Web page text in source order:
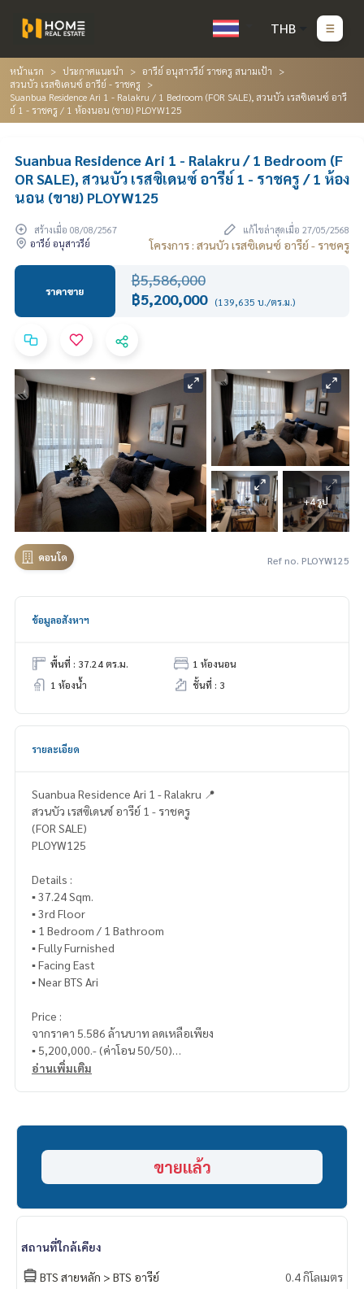
THB
หน้าแรก ประกาศแนะนำ
อารีย์ อนุสาวรีย์ ราชครู สนามเป้า
สวนบัว เรสซิเดนซ์ อารีย์ - ราชครู
Suanbua Residence Ari 1 - Ralakru / 1 Bedroom (FOR SALE), สวนบัว เรสซิเดนซ์ อารี
ย์ 1 - ราชครู / 1 ห้องนอน (ขาย) PLOYW125
Suanbua Residence Ari 1 - Ralakru / 1 Bedroom (F
OR SALE), สวนบัว เรสซิเดนซ์ อารีย์ 1 - ราชครู / 1 ห้อง
นอน (ขาย) PLOYW125
สร้างเมื่อ 08/08/2567
แก้ไขล่าสุดเมื่อ 27/05/2568
อารีย์ อนุสาวรีย์
โครงการ : สวนบัว เรสซิเดนซ์ อารีย์ - ราชครู
ราคาขาย
฿5,586,000
฿5,200,000 (139,635 บ./ตร.ม.)
+4 รูป
คอนโด Ref no. PLOYW125
ข้อมูลอสังหาฯ
พื้นที่ : 37.24 ตร.ม.
1 ห้องนอน
1 ห้องน้ำ
ชั้นที่ : 3
รายละเอียด
Suanbua Residence Ari 1 - Ralakru 📍
สวนบัว เรสซิเดนซ์ อารีย์ 1 - ราชครู
(FOR SALE)
PLOYW125
Details :
▪️ 37.24 Sqm.
▪️ 3rd Floor
▪️ 1 Bedroom / 1 Bathroom
▪️ Fully Furnished
▪️ Facing East
▪️ Near BTS Ari
Price :
จากราคา 5.586 ล้านบาท ลดเหลือเพียง
▪️ 5,200,000.- (ค่าโอน 50/50)
HOME - REAL ESTATE SERVICES
LINE : @homethailand (มี@นำ)
“เพราะเราเชื่อว่าคุณภาพชีวิตที่ดี..
เริ่มต้นจากที่อยู่อาศัย❤️“
___________________________
อ่านเพิ่มเติม
ขายแล้ว
สถานที่ใกล้เคียง
BTS สายหลัก > BTS อารีย์
0.4 กิโลเมตร